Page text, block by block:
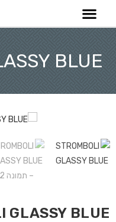
BLUE
GLASSY BLUE